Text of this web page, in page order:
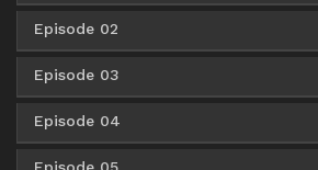
360p
MediaFire
MediaFire
360p AceFile
480p
Episode 02
360p AceFile
480p
Episode 03
360p AceFile
Episode 04